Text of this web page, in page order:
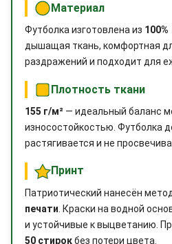
Материал
Футболка изготовлена из
дышащая ткань, комфортная
раздражений и подходит для
Плотность ткани
155 г/м² — идеальный баланс
износостойкостью. Футболка
растягивается и не
Принт
Патриотический нанесён
печати . Краски на водной
и устойчивые к выцветанию.
50 стирокбез потери цвета.